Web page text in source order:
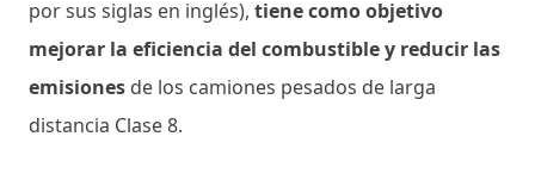
por sus siglas en inglés), tiene como objetivo
mejorar la eficiencia del combustible y reducir las
emisiones de los camiones pesados ​​de larga
distancia Clase 8.